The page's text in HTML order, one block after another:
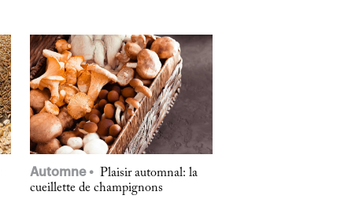
Automne
Plaisir automnal: la
cueillette de champignons